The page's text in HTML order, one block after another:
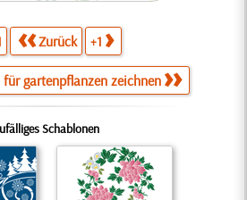
Zurück +1
gartenpflanzen zeichnen
Schablonen